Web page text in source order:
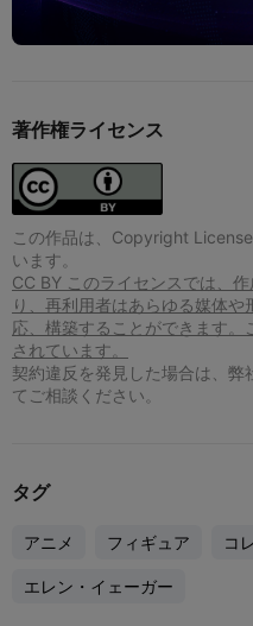
著作権ライセンス
この作品は、Copyright
います。
CC BY このライセンスでは、
り、再利用者はあらゆる媒体
応、構築することができます
されています。
契約違反を発見した場合は、
てご相談ください。
タグ
アニメ フィギュア コ
エレン・イェーガー